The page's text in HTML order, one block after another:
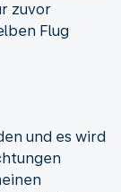
zuvor
Flug
und es wird